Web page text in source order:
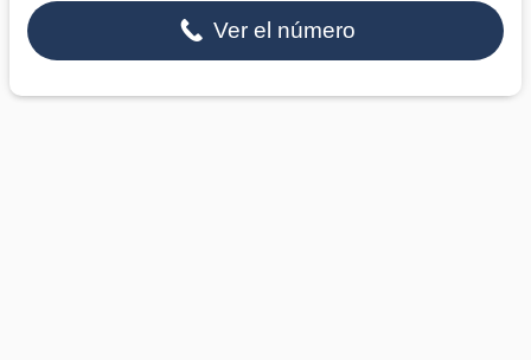
Ver el número